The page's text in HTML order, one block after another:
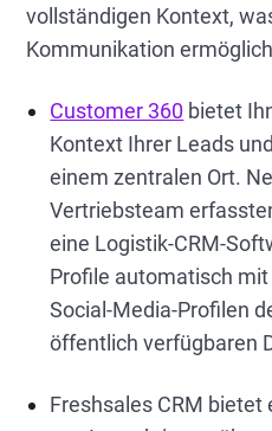
vollständigen Kontext,
Kommunikation
Customer 360 bietet
Kontext Ihrer Leads
einem zentralen Ort.
Vertriebsteam
eine Logistik-CRM-
Profile automatisch
Social-Media-Profilen
öffentlich verfügbaren
Freshsales CRM bietet